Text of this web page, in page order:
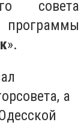
совета
».
а